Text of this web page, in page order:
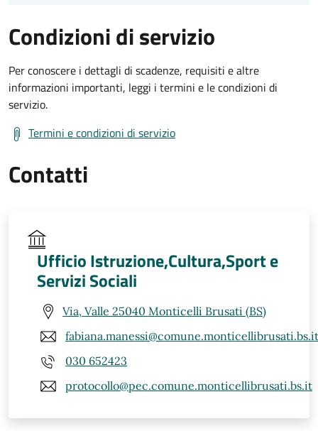
Condizioni di servizio
Per conoscere i dettagli di scadenze, requisiti e altre
informazioni importanti, leggi i termini e le condizioni di
servizio.
Termini e condizioni di servizio
Contatti
Ufficio Istruzione,Cultura,Sport e
Servizi Sociali
Via, Valle 25040 Monticelli Brusati (BS)
fabiana.manessi@comune.monticellibrusati.bs.it
030 652423
protocollo@pec.comune.monticellibrusati.bs.it